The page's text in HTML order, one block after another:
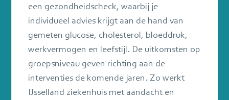
een gezondheidscheck, waarbij je
individueel advies krijgt aan de hand van
gemeten glucose, cholesterol, bloeddruk,
werkvermogen en leefstijl. De uitkomsten op
groepsniveau geven richting aan de
interventies de komende jaren. Zo werkt
IJsselland ziekenhuis met aandacht en